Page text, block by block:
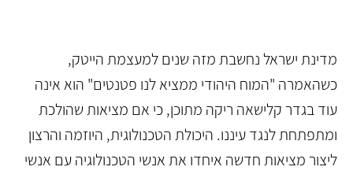
מדינת ישראל נחשבת מזה שנים למעצמת הייטק,
כשהאמרה "המוח היהודי ממציא לנו פטנטים" הוא אינה
עוד בגדר קלישאה ריקה מתוכן, כי אם מציאות שהולכת
ומתפתחת לנגד עיננו. היכולת הטכנולוגית, היוזמה והרצון
ליצור מציאות חדשה איחדו את אנשי הטכנולוגיה עם אנשי